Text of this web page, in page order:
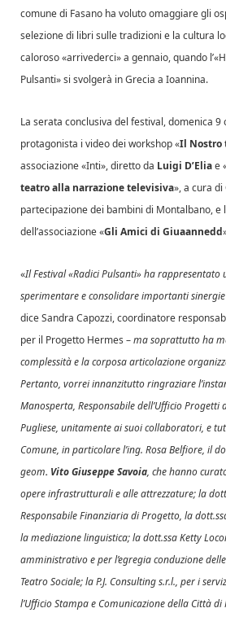
comune di Fasano ha voluto omaggiare gli
selezione di libri sulle tradizioni e la cultura
caloroso «arrivederci» a gennaio, quando
Pulsanti» si svolgerà in Grecia a Ioannina.
La serata conclusiva del festival, domenica 9
protagonista i video dei workshop «Il Nostro
associazione «Inti», diretto da Luigi D’Eliae
teatro alla narrazione televisiva», a cura di
partecipazione dei bambini di Montalbano, e
dell’associazione «Gli Amici di Giuaannedd
«Il Festival «Radici Pulsanti» ha rappresentato
sperimentare e consolidare importanti
dice Sandra Capozzi, coordinatore
per il Progetto Hermes –ma soprattutto ha
complessità e la corposa articolazione
Pertanto, vorrei innanzitutto ringraziare
Manosperta, Responsabile dell’Ufficio Progetti
Pugliese, unitamente ai suoi collaboratori, e
Comune, in particolare l’ing. Rosa Belfiore, il
geom. Vito Giuseppe Savoia, che hanno
opere infrastrutturali e alle attrezzature; la
Responsabile Finanziaria di Progetto, la
la mediazione linguistica; la dott.ssa Ketty
amministrativo e per l’egregia conduzione
Teatro Sociale; la P.J. Consulting s.r.l., per i
l’Ufficio Stampa e Comunicazione della Città